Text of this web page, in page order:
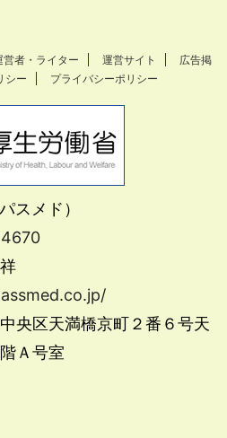
営者・ライター 運営サイト
広告掲
シー プライバシーポリシー
スメド）
央区天満橋京町２番６号天
Ａ号室